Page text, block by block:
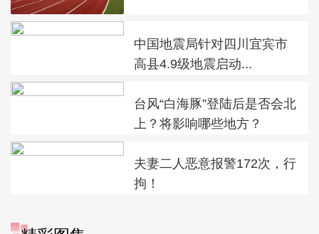
中国地震局针对四川宜宾市
高县4.9级地震启动...
台风“白海豚”登陆后是否会北
上？将影响哪些地方？
夫妻二人恶意报警172次，行
拘！